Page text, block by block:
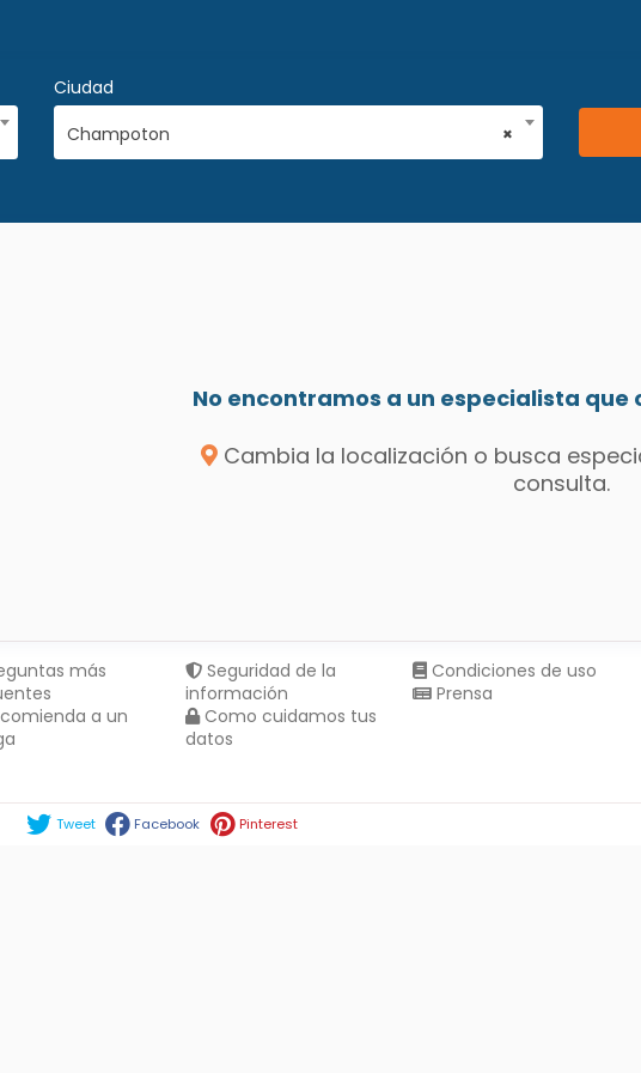
Ciudad
×
Champoton
No encontramos a un especialista
Cambia la localización o busca
consulta.
más
a un
Seguridad de la
información
Como cuidamos tus
datos
Condiciones de uso
Prensa
Tweet Facebook Pinterest